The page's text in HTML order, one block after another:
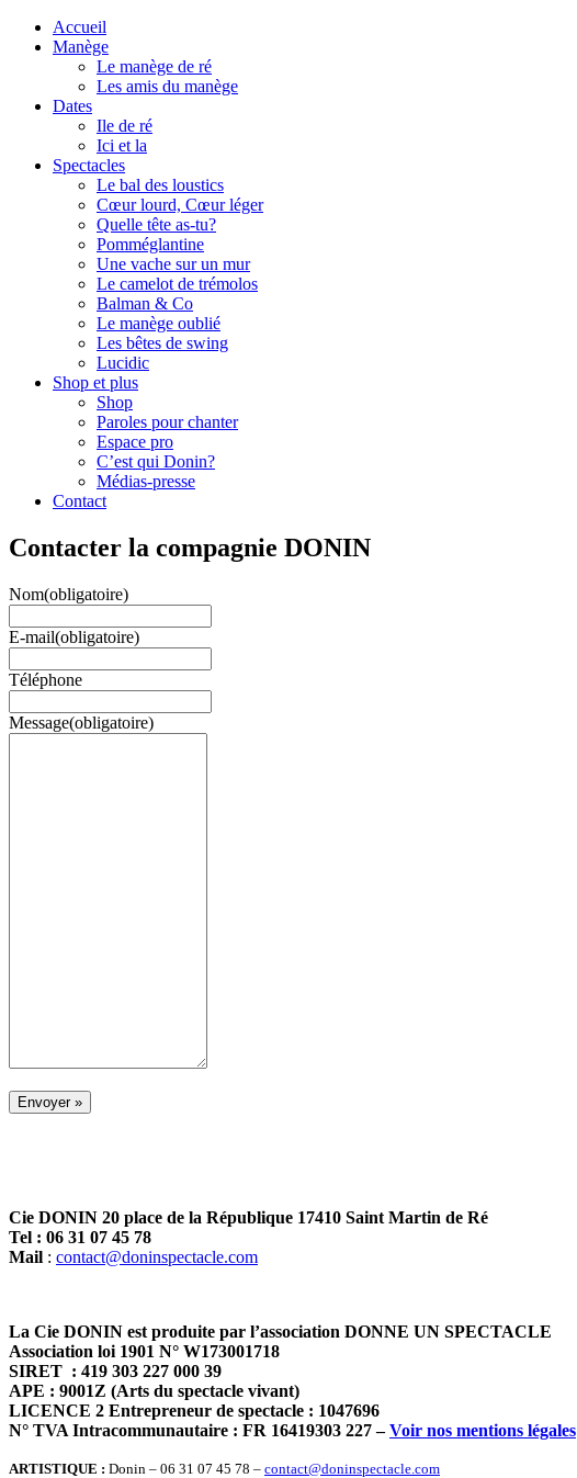
Accueil
Manège
Le manège de ré
Les amis du manège
Dates
Ile de ré
Ici et la
Spectacles
Le bal des loustics
Cœur lourd, Cœur léger
Quelle tête as-tu?
Pomméglantine
Une vache sur un mur
Le camelot de trémolos
Balman & Co
Le manège oublié
Les bêtes de swing
Lucidic
Shop et plus
Shop
Paroles pour chanter
Espace pro
C’est qui Donin?
Médias-presse
Contact
Contacter la compagnie DONIN
Nom(obligatoire)
E-mail(obligatoire)
Téléphone
Message(obligatoire)
Cie DONIN 20 place de la République 17410 Saint Martin de Ré
Tel : 06 31 07 45 78
Mail : contact@doninspectacle.com
La Cie DONIN est produite par l’association DONNE UN SPECTACLE
Association loi 1901 N° W173001718
SIRET : 419 303 227 000 39
APE : 9001Z (Arts du spectacle vivant)
LICENCE 2 Entrepreneur de spectacle : 1047696
N° TVA Intracommunautaire : FR 16419303 227 –Voir nos mentions légales
ARTISTIQUE : Donin – 06 31 07 45 78 – contact@doninspectacle.com